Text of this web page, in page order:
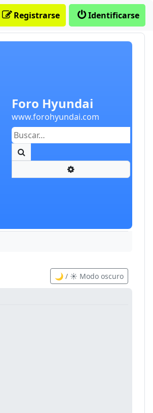
Foro Hyundai
www.forohyundai.com
Identificarse
Registrarse
🌙 / ☀️ Modo oscuro